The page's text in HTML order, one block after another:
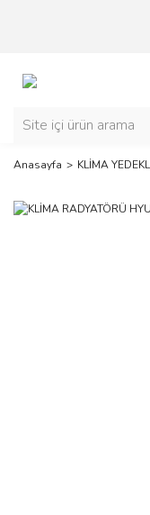
Anasayfa KLİMA